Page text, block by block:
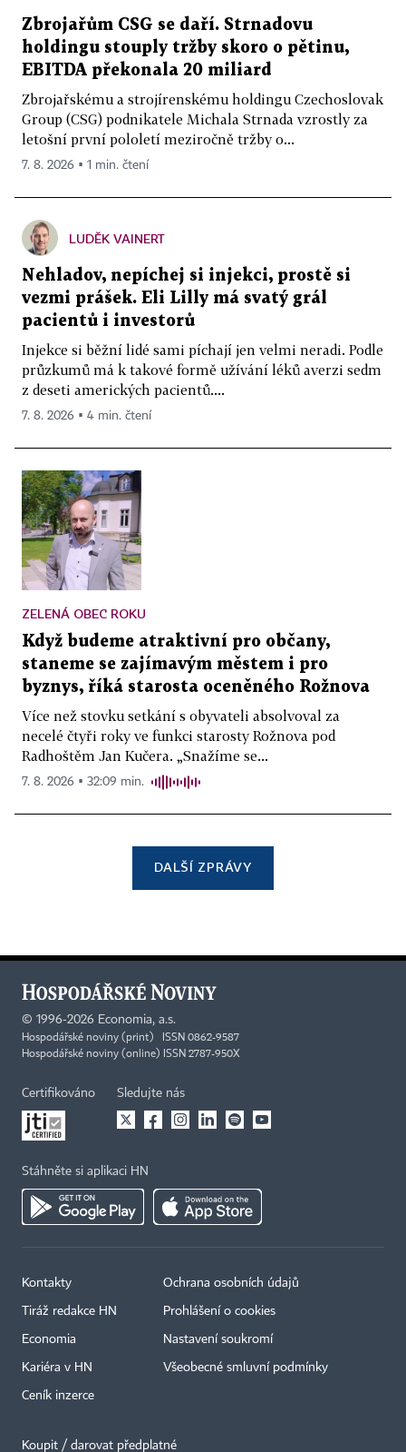
Zbrojařům CSG se daří. Strnadovu
holdingu stouply tržby skoro o pětinu,
EBITDA překonala 20 miliard
Zbrojařskému a strojírenskému holdingu Czechoslovak
Group (CSG) podnikatele Michala Strnada vzrostly za
letošní první pololetí meziročně tržby o...
7. 8. 2026 ▪ 1 min. čtení
LUDĚK VAINERT
Nehladov, nepíchej si injekci, prostě si
vezmi prášek. Eli Lilly má svatý grál
pacientů i investorů
Injekce si běžní lidé sami píchají jen velmi neradi. Podle
průzkumů má k takové formě užívání léků averzi sedm
z deseti amerických pacientů....
7. 8. 2026 ▪ 4 min. čtení
ZELENÁ OBEC ROKU
Když budeme atraktivní pro občany,
staneme se zajímavým městem i pro
byznys, říká starosta oceněného Rožnova
Více než stovku setkání s obyvateli absolvoval za
necelé čtyři roky ve funkci starosty Rožnova pod
Radhoštěm Jan Kučera. „Snažíme se...
7. 8. 2026 ▪ 32:09 min.
DALŠÍ ZPRÁVY
© 1996-2026 Economia, a.s.
Hospodářské noviny (print) ISSN 0862-9587
Hospodářské noviny (online) ISSN 2787-950X
Certifikováno Sledujte nás
Stáhněte si aplikaci HN
Kontakty
Tiráž redakce HN
Economia
Kariéra v HN
Ceník inzerce
Ochrana osobních údajů
Prohlášení o cookies
Nastavení soukromí
Všeobecné smluvní podmínky
Koupit / darovat předplatné